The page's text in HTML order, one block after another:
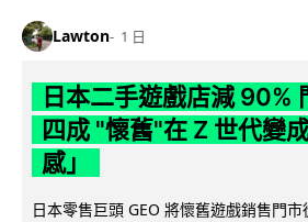
Lawton 1 日
日本二手遊戲店減 90%
四成 "懷舊"在 Z 世代變
感」
日本零售巨頭 GEO 將懷舊遊戲銷售門